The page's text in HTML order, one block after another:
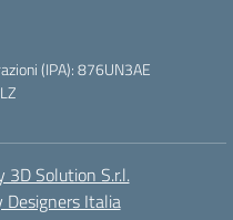
(IPA): 876UN3AE
Solution S.r.l.
Designers Italia